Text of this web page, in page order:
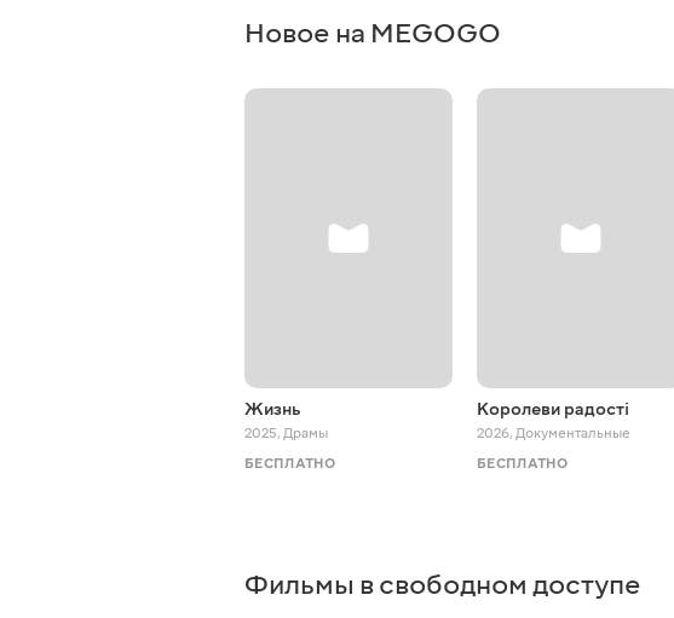
Новое на MEGOGO
Жизнь
2025, Драмы
БЕСПЛАТНО
Королеви радості
2026, Документальные
БЕСПЛАТНО
Фильмы в свободном доступе